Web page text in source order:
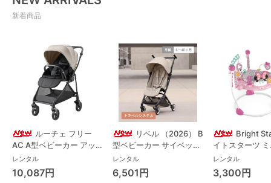
新着商品
ルーチェ フリー
AC A型ベビーカー アッ
プリカ(Aprica) A型ベビ
ーカー アップリカ
(Aprica)
レンタル
10,087円
リベル （2026） B
型ベビーカー サイベック
ス(cybex)
レンタル
6,501円
Bright
イトスターツ
ス フォーエバ
レンド ジャン
パルー キッズ
レンタル
3,300円